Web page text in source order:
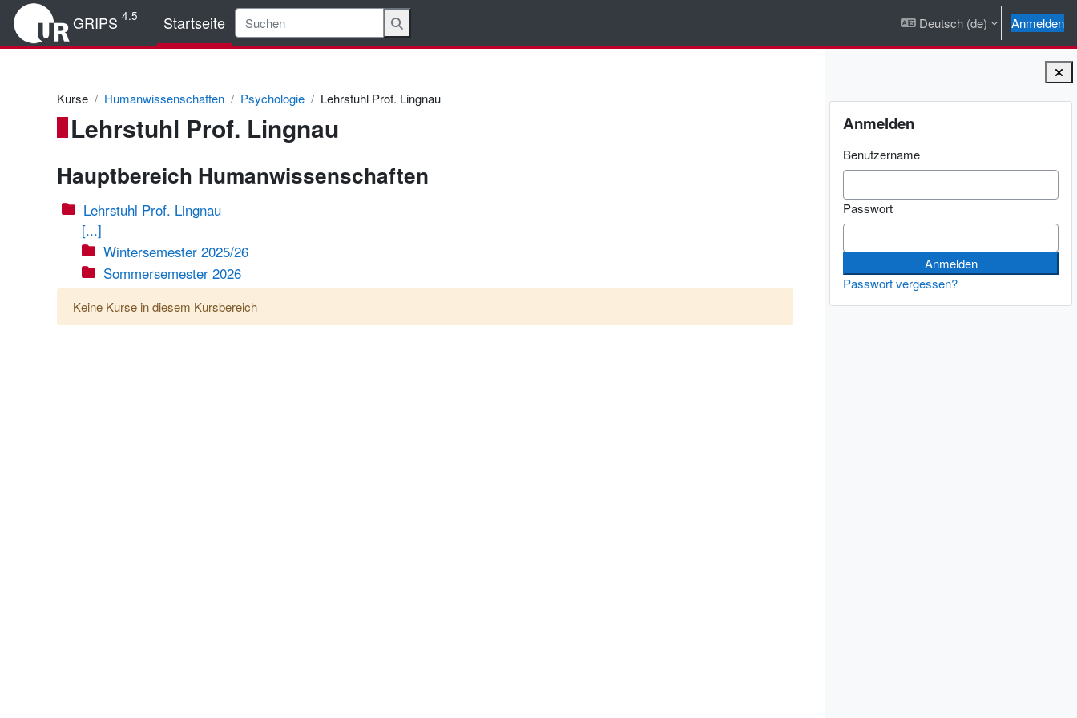
Zum Hauptinhalt
GRIPS 4.5 Startseite Deutsch ‎(de)‎ Anmelden
Blöcke
Anmelden
Benutzername
Passwort
Passwort vergessen?
Kurse Humanwissenschaften Psychologie Lehrstuhl Prof. Lingnau
Lehrstuhl Prof. Lingnau
Hauptbereich Humanwissenschaften
Lehrstuhl Prof. Lingnau
[...]
Wintersemester 2025/26
Sommersemester 2026
Keine Kurse in diesem Kursbereich